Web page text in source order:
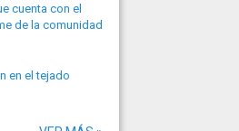
cuenta con el
de la comunidad
en el tejado